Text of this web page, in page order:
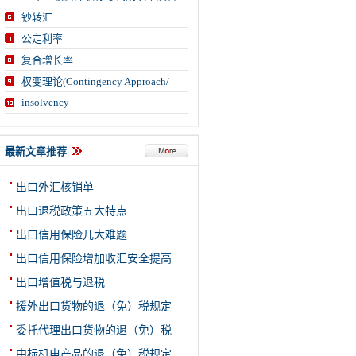
钞转汇
公定利率
复合增长率
权变理论(Contingency Approach/
insolvency
最新文章推荐
出口外汇核销单
出口退税政策五大特点
出口信用保险几大难题
出口信用保险增加收汇安全提高
出口增值税与退税
援外出口货物的退（免）税规定
委托代理出口货物的退（免）税